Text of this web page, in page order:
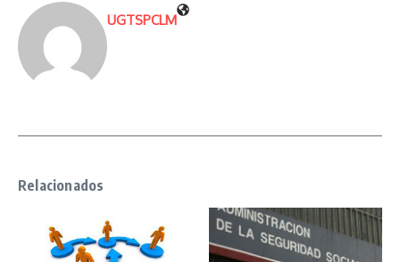
UGTSPCLM
Relacionados